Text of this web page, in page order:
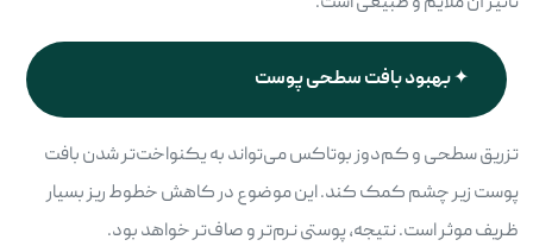
بهبود بافت سطحی پوست
تزریق سطحی و کم‌دوز بوتاکس می‌تواند به یکنواخت‌تر شدن بافت
پوست زیر چشم کمک کند. این موضوع در کاهش خطوط ریز بسیار
ظریف موثر است. نتیجه، پوستی نرم‌تر و صاف‌تر خواهد بود.